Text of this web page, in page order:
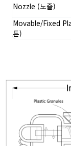
Nozzle (노즐)
Movable/Fixed
튼)